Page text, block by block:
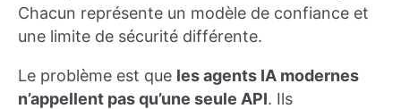
Chacun représente un modèle de confiance et
une limite de sécurité différente.
Le problème est que les agents IA modernes
n’appellent pas qu’une seule API. Ils